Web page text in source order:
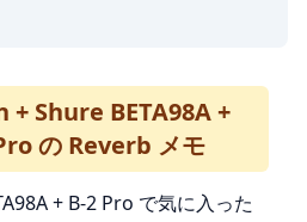
Shure BETA98A +
の Reverb メモ
+ B-2 Pro で気に入った